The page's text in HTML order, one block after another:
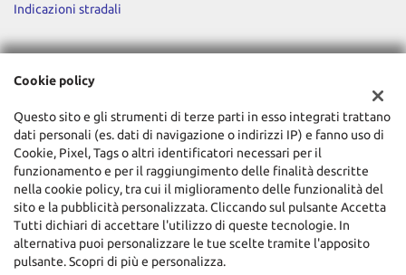
Indicazioni stradali
Dati fiscali:
Via Colonnella III, 3, Lariano (RM)
C.F/P.IVA:08117401003
Registro delle imprese:RM
Cookie policy
Questo sito e gli strumenti di terze parti in esso integrati trattano
dati personali (es. dati di navigazione o indirizzi IP) e fanno uso di
Cookie, Pixel, Tags o altri identificatori necessari per il
funzionamento e per il raggiungimento delle finalità descritte
nella cookie policy, tra cui il miglioramento delle funzionalità del
sito e la pubblicità personalizzata. Cliccando sul pulsante Accetta
Tutti dichiari di accettare l'utilizzo di queste tecnologie. In
alternativa puoi personalizzare le tue scelte tramite l'apposito
pulsante. Scopri di più e personalizza.